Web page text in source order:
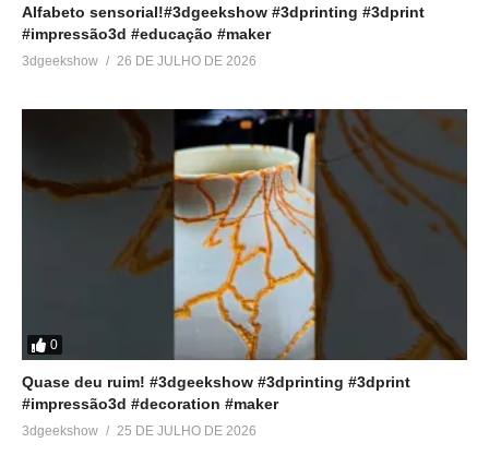
Alfabeto sensorial!#3dgeekshow #3dprinting #3dprint
#impressão3d #educação #maker
3dgeekshow 26 DE JULHO DE 2026
0
Quase deu ruim! #3dgeekshow #3dprinting #3dprint
#impressão3d #decoration #maker
3dgeekshow 25 DE JULHO DE 2026